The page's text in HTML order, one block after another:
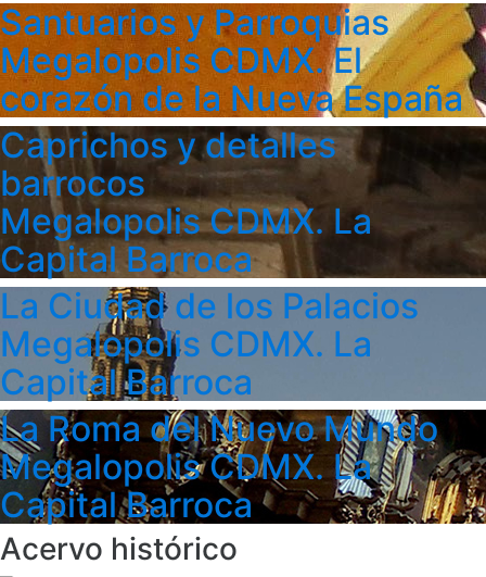
Santuarios y Parroquias
Megalopolis CDMX. El
corazón de la Nueva España
Caprichos y detalles
barrocos
Megalopolis CDMX. La
Capital Barroca
La Ciudad de los Palacios
Megalopolis CDMX. La
Capital Barroca
La Roma del Nuevo Mundo
Megalopolis CDMX. La
Capital Barroca
Acervo histórico